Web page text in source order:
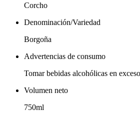
Corcho
Denominación/Variedad
Borgoña
Advertencias de consumo
Tomar bebidas alcohólicas en
Volumen neto
750ml